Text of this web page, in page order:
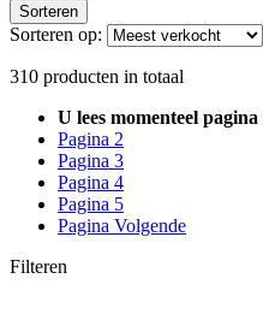
Sorteren
Sorteren op:
310 producten in totaal
U lees momenteel pagina
Pagina 2
Pagina 3
Pagina 4
Pagina 5
Pagina Volgende
Filteren